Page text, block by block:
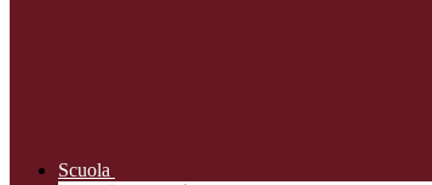
Scuola